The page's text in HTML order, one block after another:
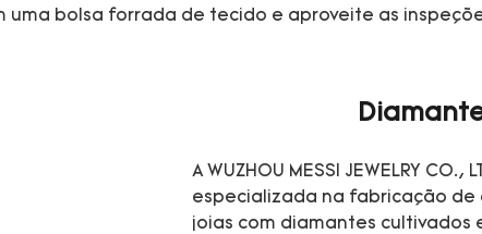
bolsa forrada de tecido e aproveite as
A WUZHOU MESSI JEWELRY
especializada na fabricação
joias com diamantes cultivados